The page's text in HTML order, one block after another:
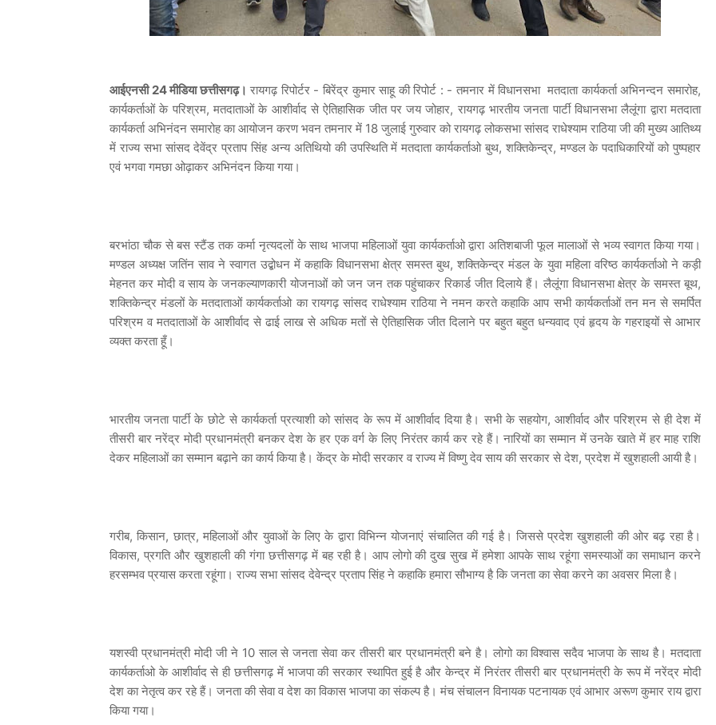
आईएनसी 24 मीडिया छत्तीसगढ़। रायगढ़ रिपोर्टर - बिरेंद्र कुमार साहू की रिपोर्ट : - तमनार में विधानसभा मतदाता कार्यकर्ता अभिनन्दन समारोह,
कार्यकर्ताओं के परिश्रम, मतदाताओं के आशीर्वाद से ऐतिहासिक जीत पर जय जोहार, रायगढ़ भारतीय जनता पार्टी विधानसभा लैलूंगा द्वारा मतदाता
कार्यकर्ता अभिनंदन समारोह का आयोजन करण भवन तमनार में 18 जुलाई गुरुवार को रायगढ़ लोकसभा सांसद राधेश्याम राठिया जी की मुख्य आतिथ्य
में राज्य सभा सांसद देवेंद्र प्रताप सिंह अन्य अतिथियो की उपस्थिति में मतदाता कार्यकर्ताओ बुथ, शक्तिकेन्द्र, मण्डल के पदाधिकारियों को पुष्पहार
एवं भगवा गमछा ओढ़ाकर अभिनंदन किया गया।
बरभांठा चौक से बस स्टैंड तक कर्मा नृत्यदलों के साथ भाजपा महिलाओं युवा कार्यकर्ताओ द्वारा अतिशबाजी फूल मालाओं से भव्य स्वागत किया गया।
मण्डल अध्यक्ष जतिंन साव ने स्वागत उद्बोधन में कहाकि विधानसभा क्षेत्र समस्त बुथ, शक्तिकेन्द्र मंडल के युवा महिला वरिष्ठ कार्यकर्ताओ ने कड़ी
मेहनत कर मोदी व साय के जनकल्याणकारी योजनाओं को जन जन तक पहुंचाकर रिकार्ड जीत दिलाये हैं। लैलूंगा विधानसभा क्षेत्र के समस्त बूथ,
शक्तिकेन्द्र मंडलों के मतदाताओं कार्यकर्ताओ का रायगढ़ सांसद राधेश्याम राठिया ने नमन करते कहाकि आप सभी कार्यकर्ताओं तन मन से समर्पित
परिश्रम व मतदाताओं के आशीर्वाद से ढाई लाख से अधिक मतों से ऐतिहासिक जीत दिलाने पर बहुत बहुत धन्यवाद एवं हृदय के गहराइयों से आभार
व्यक्त करता हूँ।
भारतीय जनता पार्टी के छोटे से कार्यकर्ता प्रत्याशी को सांसद के रूप में आशीर्वाद दिया है। सभी के सहयोग, आशीर्वाद और परिश्रम से ही देश में
तीसरी बार नरेंद्र मोदी प्रधानमंत्री बनकर देश के हर एक वर्ग के लिए निरंतर कार्य कर रहे हैं। नारियों का सम्मान में उनके खाते में हर माह राशि
देकर महिलाओं का सम्मान बढ़ाने का कार्य किया है। केंद्र के मोदी सरकार व राज्य में विष्णु देव साय की सरकार से देश, प्रदेश में खुशहाली आयी है।
गरीब, किसान, छात्र, महिलाओं और युवाओं के लिए के द्वारा विभिन्न योजनाएं संचालित की गई है। जिससे प्रदेश खुशहाली की ओर बढ़ रहा है।
विकास, प्रगति और खुशहाली की गंगा छत्तीसगढ़ में बह रही है। आप लोगो की दुख सुख में हमेशा आपके साथ रहूंगा समस्याओं का समाधान करने
हरसम्भव प्रयास करता रहूंगा। राज्य सभा सांसद देवेन्द्र प्रताप सिंह ने कहाकि हमारा सौभाग्य है कि जनता का सेवा करने का अवसर मिला है।
यशस्वी प्रधानमंत्री मोदी जी ने 10 साल से जनता सेवा कर तीसरी बार प्रधानमंत्री बने है। लोगो का विश्वास सदैव भाजपा के साथ है। मतदाता
कार्यकर्ताओ के आशीर्वाद से ही छत्तीसगढ़ में भाजपा की सरकार स्थापित हुई है और केन्द्र में निरंतर तीसरी बार प्रधानमंत्री के रूप में नरेंद्र मोदी
देश का नेतृत्व कर रहे हैं। जनता की सेवा व देश का विकास भाजपा का संकल्प है। मंच संचालन विनायक पटनायक एवं आभार अरूण कुमार राय द्वारा
किया गया।